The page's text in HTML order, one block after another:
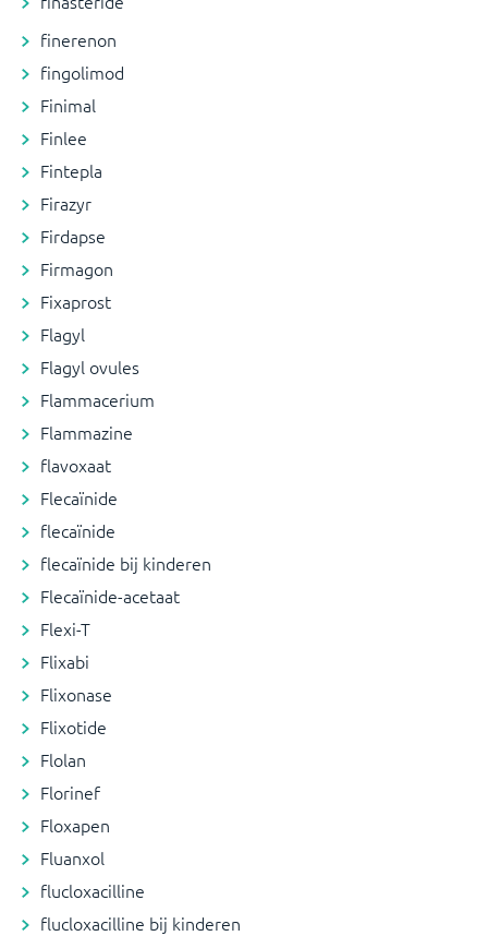
finerenon
fingolimod
Finimal
Finlee
Fintepla
Firazyr
Firdapse
Firmagon
Fixaprost
Flagyl
Flagyl ovules
Flammacerium
Flammazine
flavoxaat
Flecaïnide
flecaïnide
flecaïnide bij kinderen
Flecaïnide-acetaat
Flexi-T
Flixabi
Flixonase
Flixotide
Flolan
Florinef
Floxapen
Fluanxol
flucloxacilline
flucloxacilline bij kinderen